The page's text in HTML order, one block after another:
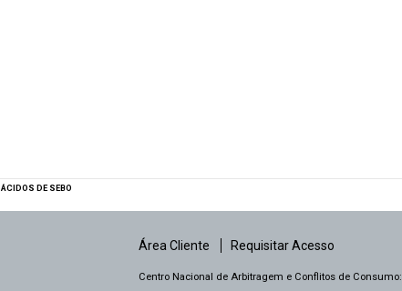
ÁCIDOS DE SEBO
Área Cliente Requisitar Acesso
Centro Nacional de Arbitragem e Conflitos de Consumo: